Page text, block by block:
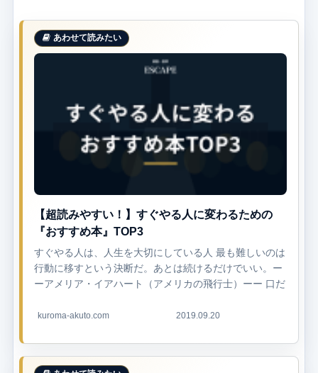
【超読みやすい！】すぐやる人に変わるための
『おすすめ本』TOP3
すぐやる人は、人生を大切にしている人 最も難しいのは
行動に移すという決断だ。あとは続けるだけでいい。ー
ーアメリア・イアハート（アメリカの飛行士）ーー 口だ
がらない いつ...
kuroma-akuto.com 2019.09.20